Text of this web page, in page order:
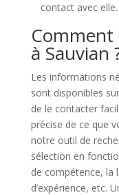
contact avec elle.
à Sauvian
Les informations
sont disponibles
de le contacter
précise de ce que
notre outil de
sélection en
de compétence, la
d’expérience, etc.